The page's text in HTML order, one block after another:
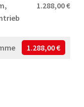
1.288,00 €
1.288,00 €